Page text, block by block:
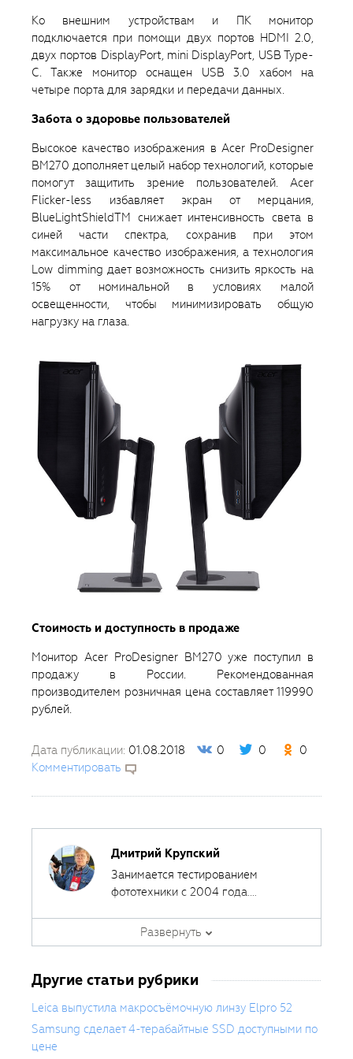
Ко внешним устройствам и ПК монитор
подключается при помощи двух портов HDMI 2.0,
двух портов DisplayPort, mini DisplayPort, USB Type-
C. Также монитор оснащен USB 3.0 хабом на
четыре порта для зарядки и передачи данных.
Забота о здоровье пользователей
Высокое качество изображения в Acer ProDesigner
BM270 дополняет целый набор технологий, которые
помогут защитить зрение пользователей. Acer
Flicker-less избавляет экран от мерцания,
BlueLightShieldTM снижает интенсивность света в
синей части спектра, сохранив при этом
максимальное качество изображения, а технология
Low dimming дает возможность снизить яркость на
15% от номинальной в условиях малой
освещенности, чтобы минимизировать общую
нагрузку на глаза.
Стоимость и доступность в продаже
Монитор Acer ProDesigner BM270 уже поступил в
продажу в России. Рекомендованная
производителем розничная цена составляет 119990
рублей.
Дата публикации: 01.08.2018 0 0
0
Комментировать
Дмитрий Крупский
Занимается тестированием
фототехники с 2004 года.
печатными и интернет-изданиями,
за эти годы сделал около 400
Развернуть
Другие статьи рубрики
Leica выпустила макросъёмочную линзу Elpro 52
Samsung сделает 4-терабайтные SSD доступными по
цене